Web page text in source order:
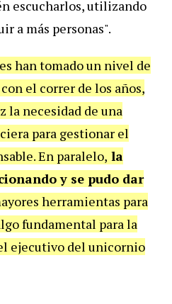
escucharlos, utilizando
a más personas".
han tomado un nivel de
el correr de los años,
la necesidad de una
para gestionar el
En paralelo, la
y se pudo dar
herramientas para
fundamental para la
ejecutivo del unicornio